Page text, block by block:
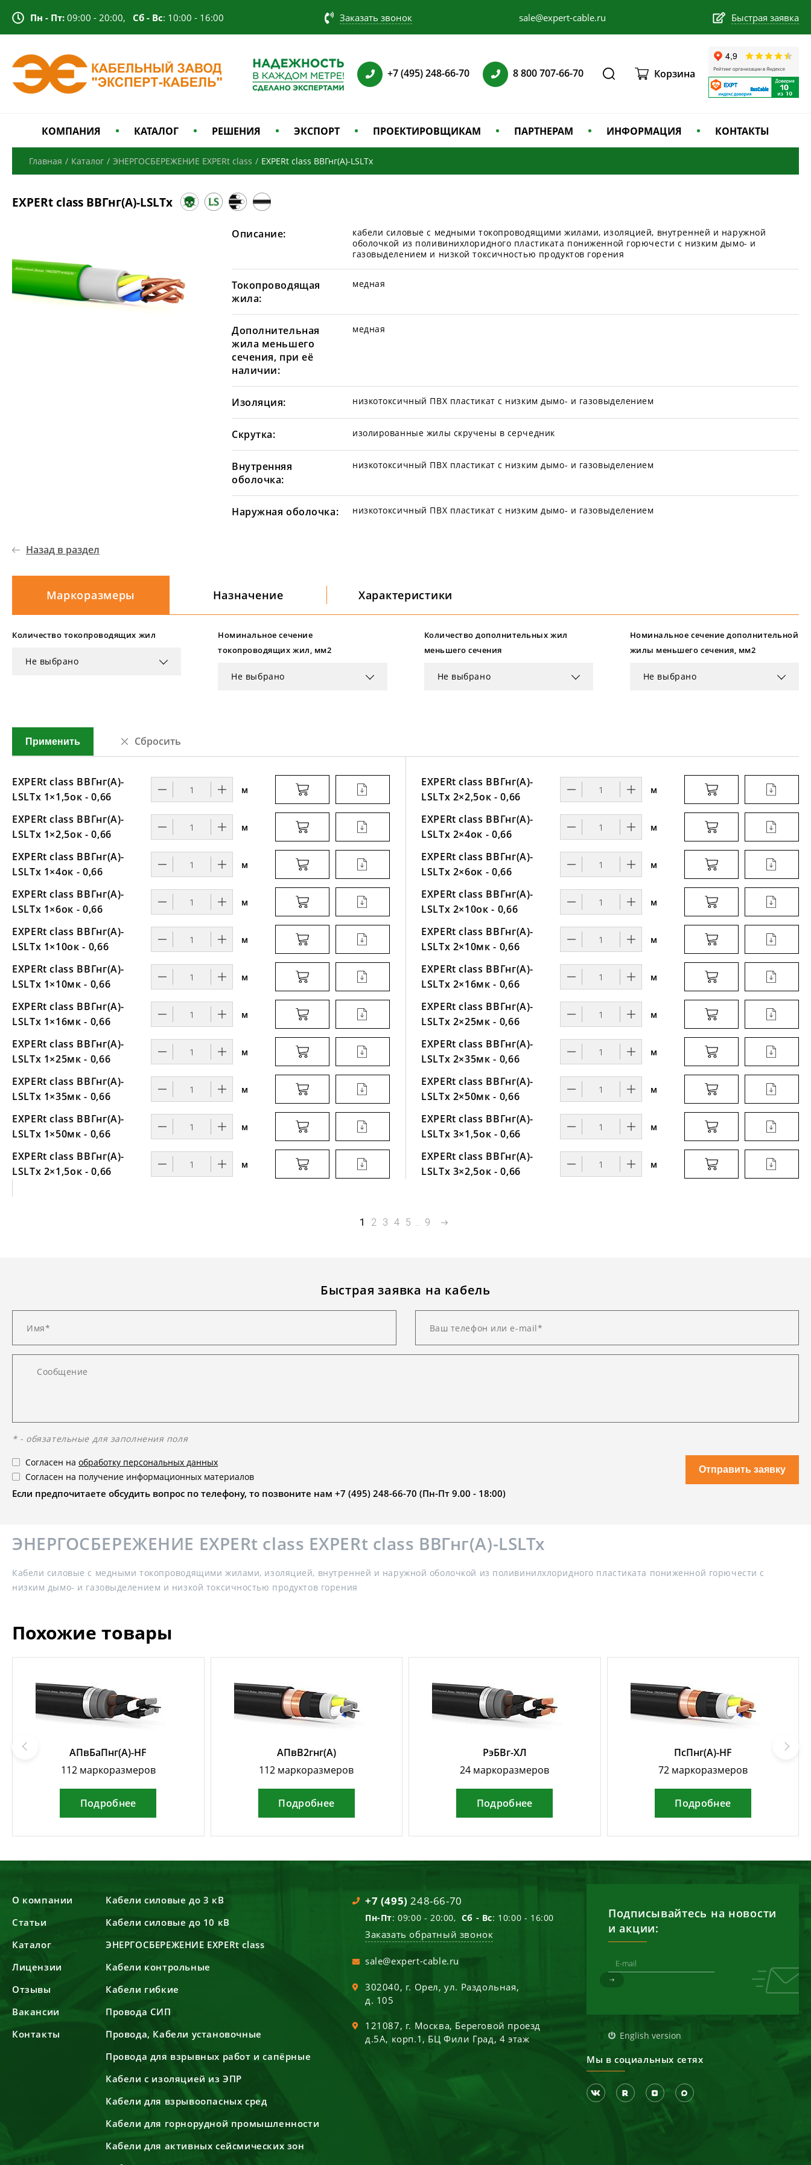
Пн - Пт: 09:00 - 20:00, Сб - Вс: 10:00 - 16:00 Заказать звонок sale@expert-cable.ru Быстрая заявка
+7 (495) 248-66-70 8 800 707-66-70 Корзина
КОМПАНИЯ КАТАЛОГ РЕШЕНИЯ ЭКСПОРТ ПРОЕКТИРОВЩИКАМ ПАРТНЕРАМ ИНФОРМАЦИЯ КОНТАКТЫ
Главная / Каталог / ЭНЕРГОСБЕРЕЖЕНИЕ EXPERt class / EXPERt class ВВГнг(А)-LSLTx
EXPERt class ВВГнг(А)-LSLTx
Описание:
кабели силовые с медными токопроводящими жилами, изоляцией, внутренней и наружной
оболочкой из поливинихлоридного пластиката пониженной горючести с низким дымо- и
газовыделением и низкой токсичностью продуктов горения
Токопроводящая
жила:
медная
Дополнительная
жила меньшего
сечения, при её
наличии:
медная
Изоляция: низкотоксичный ПВХ пластикат с низким дымо- и газовыделением
Скрутка: изолированные жилы скручены в серчедник
Внутренняя
оболочка:
низкотоксичный ПВХ пластикат с низким дымо- и газовыделением
Наружная оболочка: низкотоксичный ПВХ пластикат с низким дымо- и газовыделением
Назад в раздел
Маркоразмеры Назначение Характеристики
Количество токопроводящих жил
Не выбрано
Номинальное сечение
токопроводящих жил, мм2
Не выбрано
Количество дополнительных жил
меньшего сечения
Не выбрано
Номинальное сечение дополнительной
жилы меньшего сечения, мм2
Не выбрано
Применить Сбросить
EXPERt class ВВГнг(А)-
LSLTx 1×1,5ок - 0,66
м
EXPERt class ВВГнг(А)-
LSLTx 1×2,5ок - 0,66
м
EXPERt class ВВГнг(А)-
LSLTx 1×4ок - 0,66
м
EXPERt class ВВГнг(А)-
LSLTx 1×6ок - 0,66
м
EXPERt class ВВГнг(А)-
LSLTx 1×10ок - 0,66
м
EXPERt class ВВГнг(А)-
LSLTx 1×10мк - 0,66
м
EXPERt class ВВГнг(А)-
LSLTx 1×16мк - 0,66
м
EXPERt class ВВГнг(А)-
LSLTx 1×25мк - 0,66
м
EXPERt class ВВГнг(А)-
LSLTx 1×35мк - 0,66
м
EXPERt class ВВГнг(А)-
LSLTx 1×50мк - 0,66
м
EXPERt class ВВГнг(А)-
LSLTx 2×1,5ок - 0,66
м
EXPERt class ВВГнг(А)-
LSLTx 2×2,5ок - 0,66
м
EXPERt class ВВГнг(А)-
LSLTx 2×4ок - 0,66
м
EXPERt class ВВГнг(А)-
LSLTx 2×6ок - 0,66
м
EXPERt class ВВГнг(А)-
LSLTx 2×10ок - 0,66
м
EXPERt class ВВГнг(А)-
LSLTx 2×10мк - 0,66
м
EXPERt class ВВГнг(А)-
LSLTx 2×16мк - 0,66
м
EXPERt class ВВГнг(А)-
LSLTx 2×25мк - 0,66
м
EXPERt class ВВГнг(А)-
LSLTx 2×35мк - 0,66
м
EXPERt class ВВГнг(А)-
LSLTx 2×50мк - 0,66
м
EXPERt class ВВГнг(А)-
LSLTx 3×1,5ок - 0,66
м
EXPERt class ВВГнг(А)-
LSLTx 3×2,5ок - 0,66
м
1 2 3 4 5 ... 9
Быстрая заявка на кабель
* - обязательные для заполнения поля
Согласен на обработку персональных данных
Согласен на получение информационных материалов
Если предпочитаете обсудить вопрос по телефону, то позвоните нам +7 (495) 248-66-70 (Пн-Пт 9.00 - 18:00)
Отправить заявку
ЭНЕРГОСБЕРЕЖЕНИЕ EXPERt class EXPERt class ВВГнг(А)-LSLTx
Кабели силовые с медными токопроводящими жилами, изоляцией, внутренней и наружной оболочкой из поливинилхлоридного пластиката пониженной горючести с
низким дымо- и газовыделением и низкой токсичностью продуктов горения
Похожие товары
АПвБаПнг(А)-HF
112 маркоразмеров
Подробнее
АПвВ2гнг(А)
112 маркоразмеров
Подробнее
РэБВг-ХЛ
24 маркоразмеров
Подробнее
ПсПнг(А)-HF
72 маркоразмеров
Подробнее
О компании
Статьи
Каталог
Лицензии
Отзывы
Вакансии
Контакты
Кабели силовые до 3 кВ
Кабели силовые до 10 кВ
ЭНЕРГОСБЕРЕЖЕНИЕ EXPERt class
Кабели контрольные
Кабели гибкие
Провода СИП
Провода, Кабели установочные
Провода для взрывных работ и сапёрные
Кабели с изоляцией из ЭПР
Кабели для взрывоопасных сред
Кабели для горнорудной промышленности
Кабели для активных сейсмических зон
+7 (495) 248-66-70
Пн-Пт: 09:00 - 20:00, Сб - Вс: 10:00 - 16:00
Заказать обратный звонок
sale@expert-cable.ru
302040, г. Орел,ул. Раздольная,
д. 105
121087, г. Москва, Береговой проезд
д.5А, корп.1, БЦ Фили Град, 4 этаж
Подписывайтесь на новости
и акции:
English version
Мы в социальных сетях